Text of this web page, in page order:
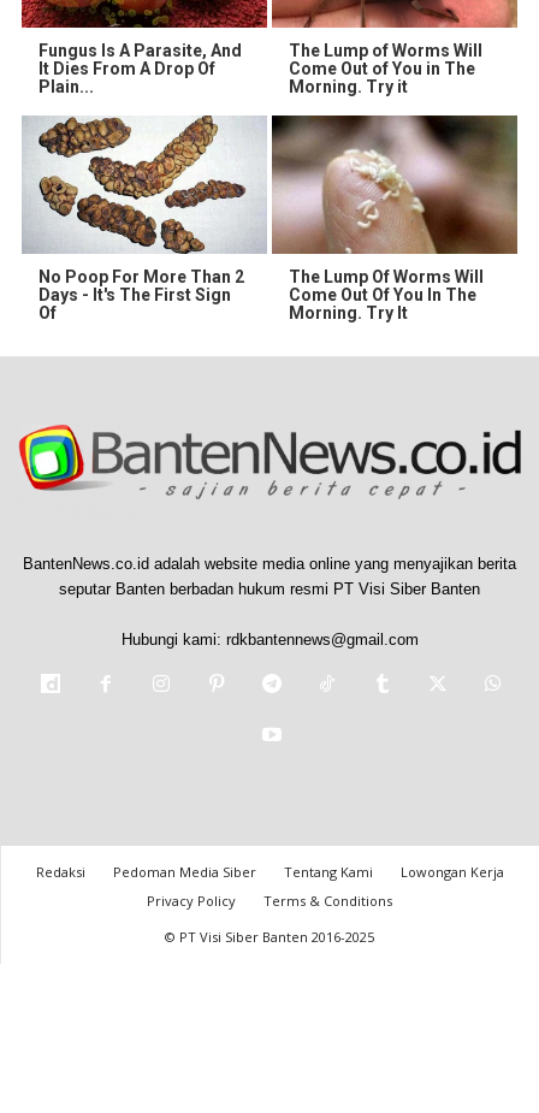
Fungus Is A Parasite, And
It Dies From A Drop Of
Plain...
The Lump of Worms Will
Come Out of You in The
Morning. Try it
No Poop For More Than 2
Days - It's The First Sign
Of
The Lump Of Worms Will
Come Out Of You In The
Morning. Try It
BantenNews.co.id adalah website media online yang menyajikan berita
seputar Banten berbadan hukum resmi PT Visi Siber Banten
Hubungi kami: rdkbantennews@gmail.com
Redaksi Pedoman Media Siber Tentang Kami
Lowongan Kerja
Privacy Policy
Terms & Conditions
© PT Visi Siber Banten 2016-2025